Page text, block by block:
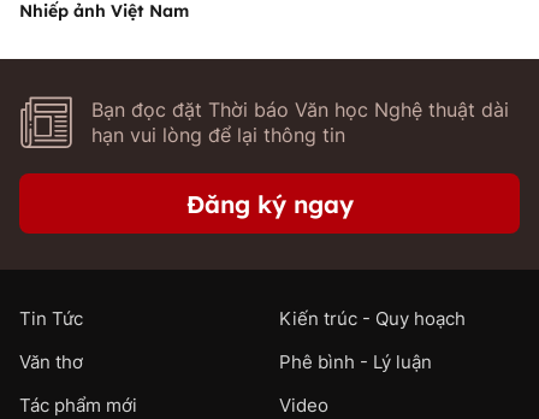
Nhiếp ảnh Việt Nam
Bạn đọc đặt Thời báo Văn học Nghệ thuật dài
hạn vui lòng để lại thông tin
Đăng ký ngay
Tin Tức
Kiến trúc - Quy hoạch
Văn thơ
Phê bình - Lý luận
Tác phẩm mới
Video